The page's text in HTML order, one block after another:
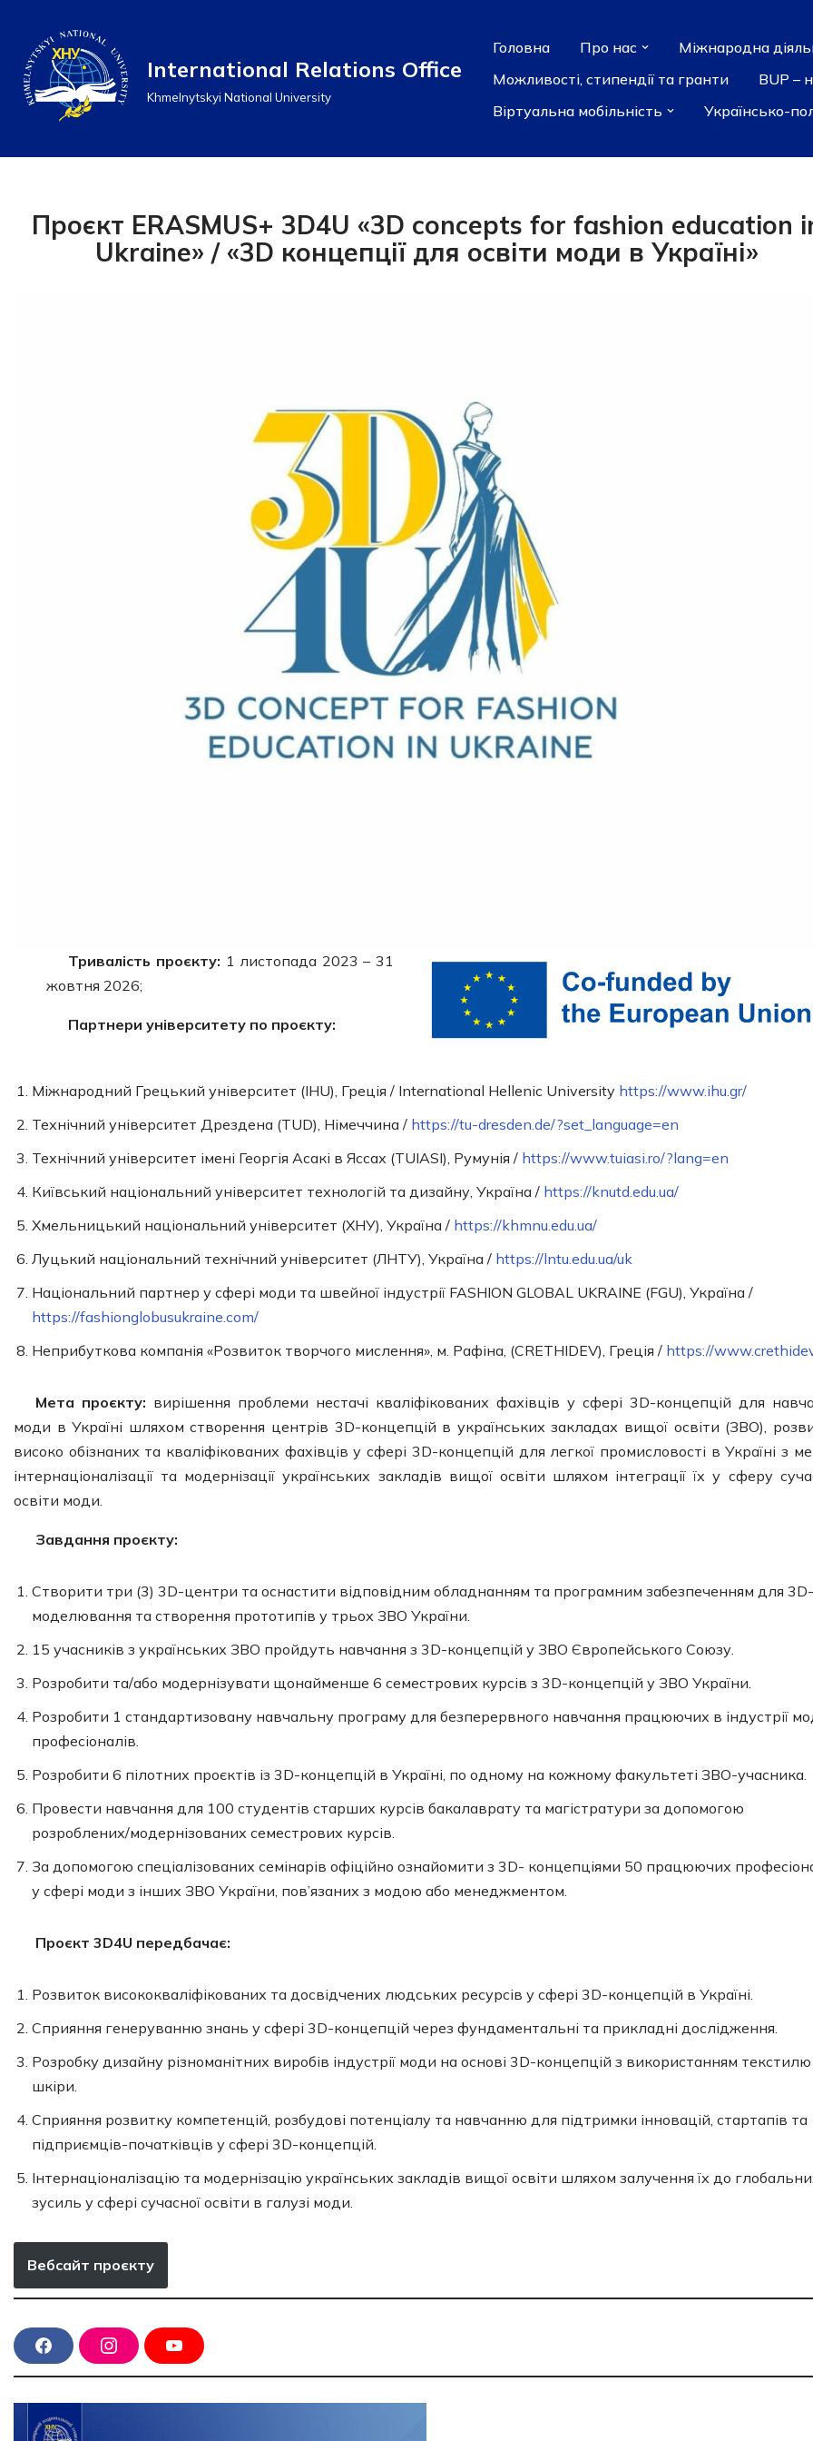
Перейти
до
вмісту
International Relations Office
Khmelnytskyi National University
Головна Про нас
Міжнародна
Можливості, стипендії та гранти
BUP –
Віртуальна мобільність
Українсько-
Проєкт ERASMUS+ 3D4U «3D concepts for fashion education
Ukraine» / «3D концепції для освіти моди в Україні»
Тривалість проєкту: 1 листопада 2023 – 31
жовтня 2026;
Партнери університету по проєкту:
Міжнародний Грецький університет (IНU), Греція / International Hellenic University https://www.ihu.gr/
Технічний університет Дрездена (TUD), Німеччина / https://tu-dresden.de/?set_language=en
Технічний університет імені Георгія Асакі в Яссах (TUIASI), Румунія / https://www.tuiasi.ro/?lang=en
Київський національний університет технологій та дизайну, Україна / https://knutd.edu.ua/
Хмельницький національний університет (ХНУ), Україна / https://khmnu.edu.ua/
Луцький національний технічний університет (ЛНТУ), Україна / https://lntu.edu.ua/uk
Національний партнер у сфері моди та швейної індустрії FASHION GLOBAL UKRAINE (FGU), Україна /
https://fashionglobusukraine.com/
Неприбуткова компанія «Розвиток творчого мислення», м. Рафіна, (CRETHIDEV), Греція / https://
Мета проєкту: вирішення проблеми нестачі кваліфікованих фахівців у сфері 3D-концепцій для
моди в Україні шляхом створення центрів 3D-концепцій в українських закладах вищої освіти (ЗВО),
високо обізнаних та кваліфікованих фахівців у сфері 3D-концепцій для легкої промисловості в Україні з
інтернаціоналізації та модернізації українських закладів вищої освіти шляхом інтеграції їх у сферу
освіти моди.
Завдання проєкту:
Створити три (3) 3D-центри та оснастити відповідним обладнанням та програмним забезпеченням для 3D-
моделювання та створення прототипів у трьох ЗВО України.
15 учасників з українських ЗВО пройдуть навчання з 3D-концепцій у ЗВО Європейського Союзу.
Розробити та/або модернізувати щонайменше 6 семестрових курсів з 3D-концепцій у ЗВО України.
Розробити 1 стандартизовану навчальну програму для безперервного навчання працюючих в індустрії
професіоналів.
Розробити 6 пілотних проєктів із 3D-концепцій в Україні, по одному на кожному факультеті ЗВО-учасника.
Провести навчання для 100 студентів старших курсів бакалаврату та магістратури за допомогою
розроблених/модернізованих семестрових курсів.
За допомогою спеціалізованих семінарів офіційно ознайомити з 3D- концепціями 50 працюючих
у сфері моди з інших ЗВО України, пов’язаних з модою або менеджментом.
Проєкт 3D4U передбачає:
Розвиток висококваліфікованих та досвідчених людських ресурсів у сфері 3D-концепцій в Україні.
Сприяння генеруванню знань у сфері 3D-концепцій через фундаментальні та прикладні дослідження.
Розробку дизайну різноманітних виробів індустрії моди на основі 3D-концепцій з використанням
шкіри.
Сприяння розвитку компетенцій, розбудові потенціалу та навчанню для підтримки інновацій, стартапів та
підприємців-початківців у сфері 3D-концепцій.
Інтернаціоналізацію та модернізацію українських закладів вищої освіти шляхом залучення їх до
зусиль у сфері сучасної освіти в галузі моди.
Вебсайт проєкту
a
c
e
I
n
s
Y
o
u